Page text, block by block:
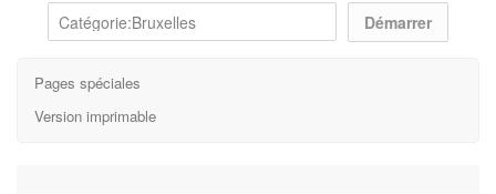
Pages spéciales
Version imprimable